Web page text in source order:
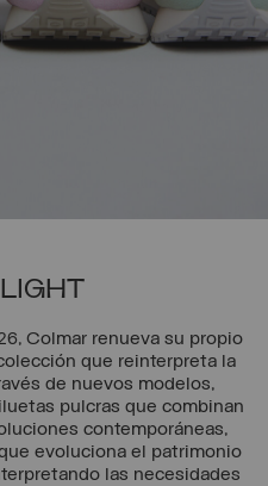
Colmar renueva su propio
que reinterpreta la
de nuevos modelos,
pulcras que combinan
contemporáneas,
evoluciona el patrimonio
las necesidades